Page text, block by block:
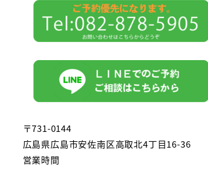
〒731-0144
広島県広島市安佐南区高取北4丁目16-36
営業時間